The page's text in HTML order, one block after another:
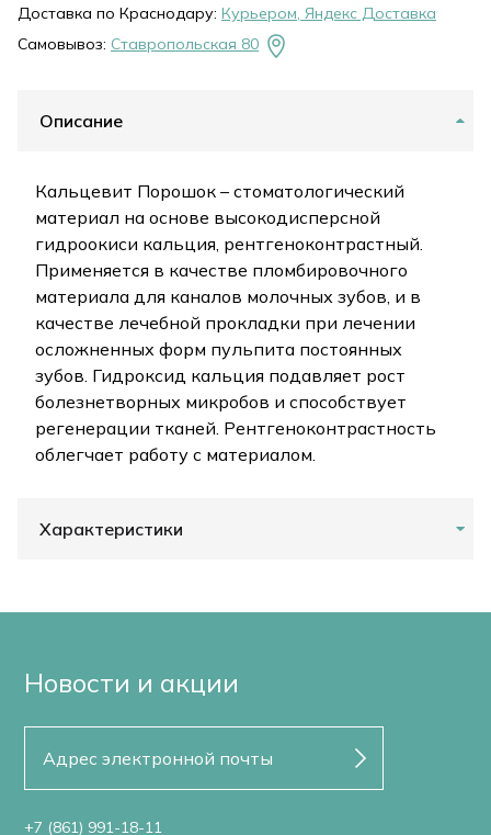
Доставка по Краснодару: Курьером, Яндекс Доставка
Самовывоз: Ставропольская 80
Описание
Кальцевит Порошок – стоматологический
материал на основе высокодисперсной
гидроокиси кальция, рентгеноконтрастный.
Применяется в качестве пломбировочного
материала для каналов молочных зубов, и в
качестве лечебной прокладки при лечении
осложненных форм пульпита постоянных
зубов. Гидроксид кальция подавляет рост
болезнетворных микробов и способствует
регенерации тканей. Рентгеноконтрастность
облегчает работу с материалом.
Характеристики
Новости и акции
+7 (861) 991-18-11